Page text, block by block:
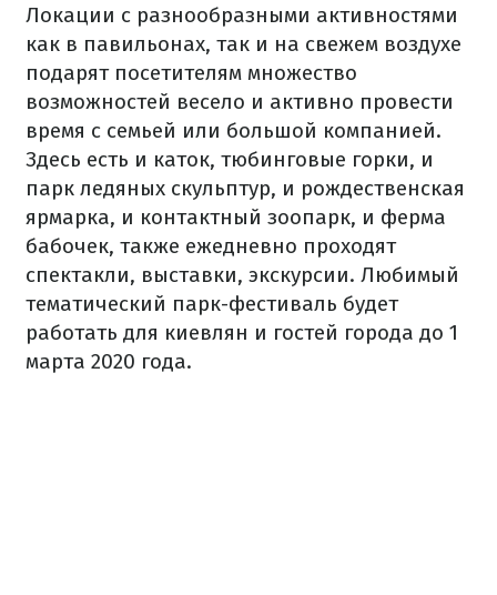
Локации с разнообразными активностями
как в павильонах, так и на свежем воздухе
подарят посетителям множество
возможностей весело и активно провести
время с семьей или большой компанией.
Здесь есть и каток, тюбинговые горки, и
парк ледяных скульптур, и рождественская
ярмарка, и контактный зоопарк, и ферма
бабочек, также ежедневно проходят
спектакли, выставки, экскурсии. Любимый
тематический парк-фестиваль будет
работать для киевлян и гостей города до 1
марта 2020 года.